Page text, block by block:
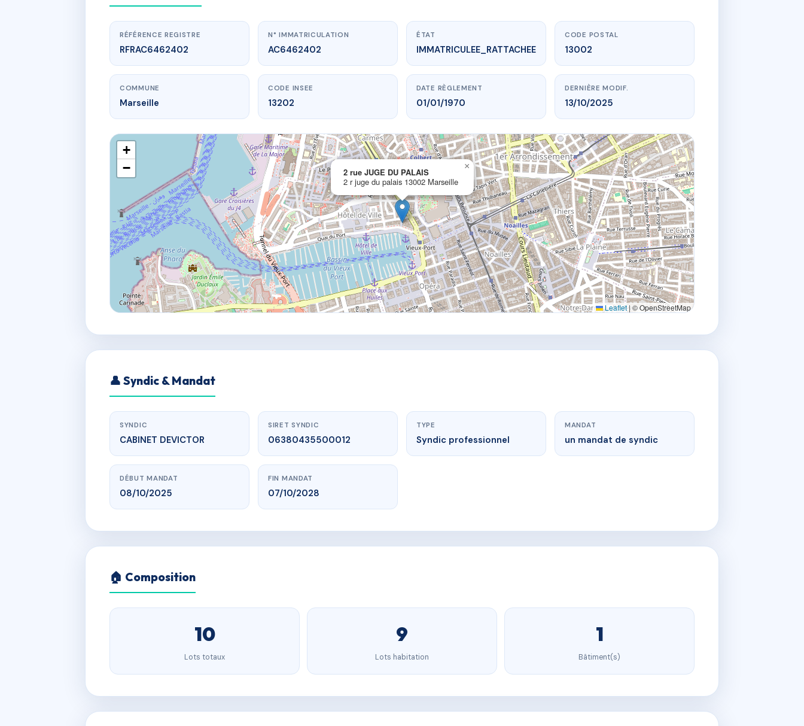
www.vme.plus/AC6462402
2 rue JUGE DU PALAIS
2 Rue juge du palais13002 Marseille
RÉFÉRENCE REGISTRE
RFRAC6462402
N° IMMATRICULATION
AC6462402
ÉTAT
IMMATRICULEE_RATTACHEE
CODE POSTAL
13002
COMMUNE
Marseille
CODE INSEE
13202
DATE RÈGLEMENT
01/01/1970
DERNIÈRE MODIF.
13/10/2025
2 rue JUGE DU PALAIS
2 r juge du palais 13002 Marseille
×
+
−
Leaflet|© OpenStreetMap
👤 Syndic & Mandat
SYNDIC
CABINET DEVICTOR
SIRET SYNDIC
06380435500012
TYPE
Syndic professionnel
MANDAT
un mandat de syndic
DÉBUT MANDAT
08/10/2025
FIN MANDAT
07/10/2028
🏠 Composition
10
Lots totaux
9
Lots habitation
1
Bâtiment(s)